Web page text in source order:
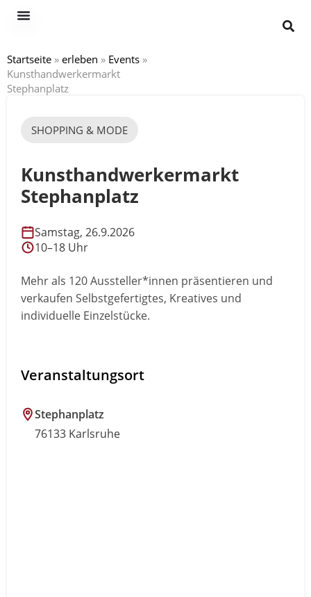
Startseite » erleben » Events »
Kunsthandwerkermarkt
Stephanplatz
SHOPPING & MODE
Kunsthandwerkermarkt
Stephanplatz
Samstag, 26.9.2026
10–18 Uhr
Mehr als 120 Aussteller*innen präsentieren und
verkaufen Selbstgefertigtes, Kreatives und
individuelle Einzelstücke.
Veranstaltungsort
Stephanplatz
76133 Karlsruhe